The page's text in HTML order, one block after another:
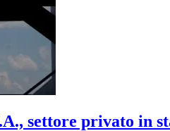
settore privato in